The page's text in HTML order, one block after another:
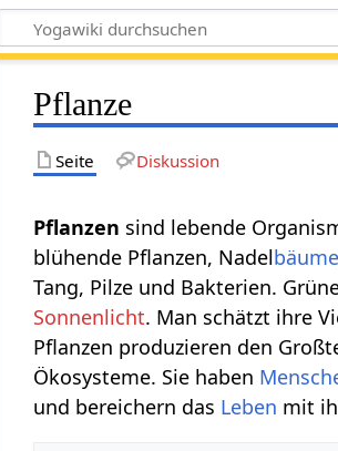
Pflanze
Seite Diskussion
Pflanzen sind lebende
blühende Pflanzen, Nadelbäume
Tang, Pilze und Bakterien.
Sonnenlicht. Man schätzt ihre
Pflanzen produzieren den
Ökosysteme. Sie haben
und bereichern das Leben mit